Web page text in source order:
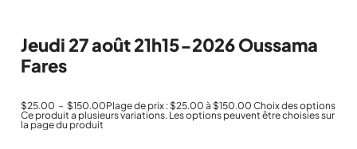
Jeudi 27 août 21h15-2026 Oussama
Fares
$25.00 – $150.00Plage de prix : $25.00 à $150.00 Choix des options
Ce produit a plusieurs variations. Les options peuvent être choisies sur
la page du produit